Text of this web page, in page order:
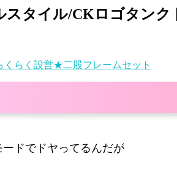
スタイル/CKロゴタン
くらく設営★二股フレームセット
ドでドヤってるんだが